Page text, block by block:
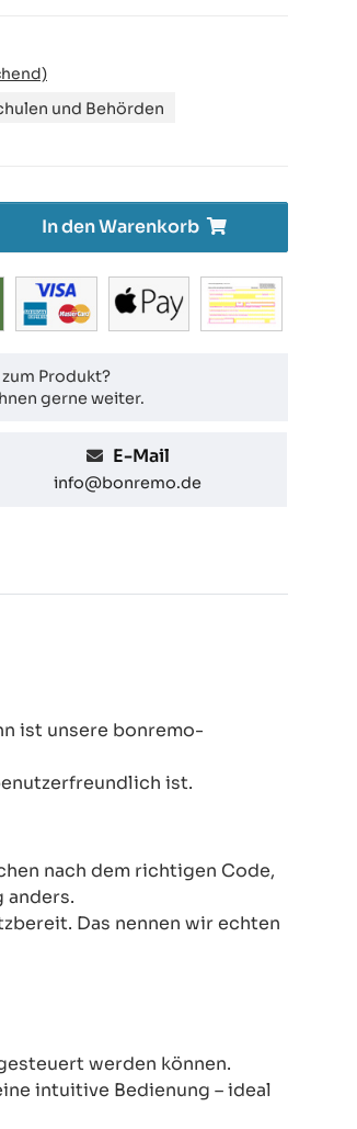
und Behörden
In den Warenkorb
Produkt?
gerne weiter.
E-Mail
info@bonremo.de
ist unsere bonremo-
ist.
nach dem richtigen Code,
anders.
Das nennen wir echten
werden können.
intuitive Bedienung – ideal